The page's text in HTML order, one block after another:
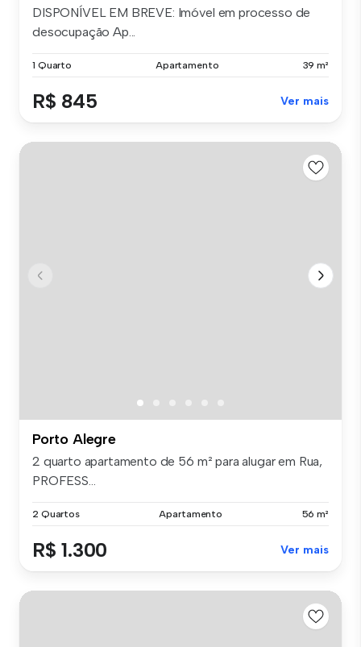
DISPONÍVEL EM BREVE: Imóvel em processo de
desocupação Ap...
1 Quarto Apartamento 39 m²
R$ 845 Ver mais
Porto Alegre
2 quarto apartamento de 56 m² para alugar em Rua,
PROFESS...
2 Quartos Apartamento 56 m²
R$ 1.300 Ver mais